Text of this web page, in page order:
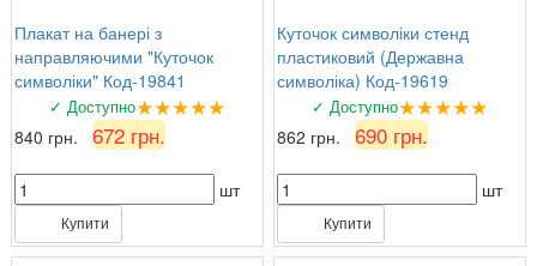
Плакат на банері з
направляючими "Куточок
символіки" Код-19841
✓ Доступно★★★★★
840 грн. 672 грн.
шт
Купити
Куточок символіки стенд
пластиковий (Державна
символіка) Код-19619
✓ Доступно★★★★★
862 грн. 690 грн.
шт
Купити